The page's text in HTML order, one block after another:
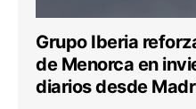
Grupo Iberia
de Menorca en
diarios desde